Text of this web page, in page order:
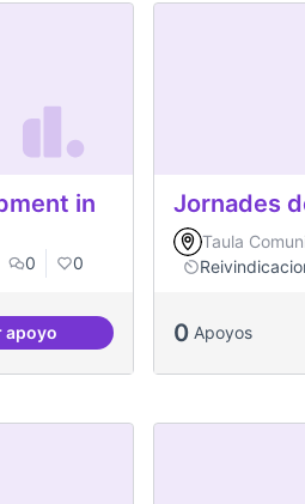
in
0 0
apoyo
Help with audio visual equipment in
Jornades
Taula
0 Apoyos